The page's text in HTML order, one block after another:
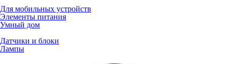
Для мобильных устройств
Элементы питания
Умный дом
Датчики и блоки
Лампы